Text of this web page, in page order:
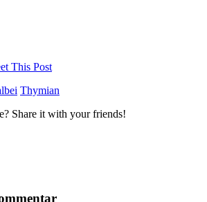
This Post
Thymian
Share it with your friends!